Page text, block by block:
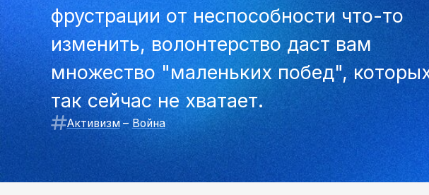
фрустрации от неспособности что-то
изменить, волонтерство даст вам
множество "маленьких побед",
так сейчас не хватает.
Активизм – Война